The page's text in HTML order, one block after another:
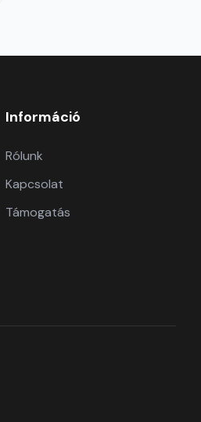
Információ
Rólunk
Kapcsolat
Támogatás